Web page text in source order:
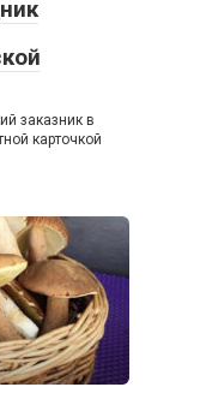
заказник в
карточкой